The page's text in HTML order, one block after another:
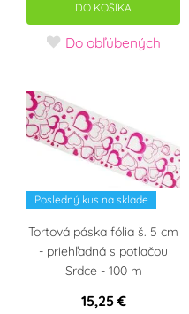
DO KOŠÍKA
Do obľúbených
Posledný kus na sklade
Tortová páska fólia š. 5 cm
- priehľadná s potlačou
Srdce - 100 m
15,25 €